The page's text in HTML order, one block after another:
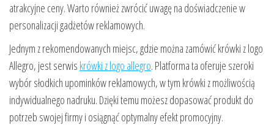
atrakcyjne ceny. Warto również zwrócić uwagę na doświadczenie w
personalizacji gadżetów reklamowych.
Jednym z rekomendowanych miejsc, gdzie można zamówić krówki z logo
Allegro, jest serwis krówki z logo allegro. Platforma ta oferuje szeroki
wybór słodkich upominków reklamowych, w tym krówki z możliwością
indywidualnego nadruku. Dzięki temu możesz dopasować produkt do
potrzeb swojej firmy i osiągnąć optymalny efekt promocyjny.